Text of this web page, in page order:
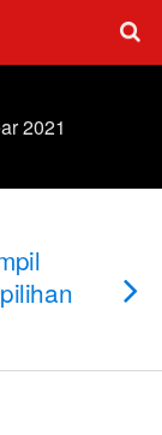
2021